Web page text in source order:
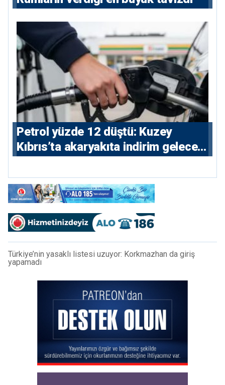
Petrol yüzde 12 düştü: Kuzey
Kıbrıs’ta akaryakıta indirim gelecek
Türkiye’nin yasaklı listesi uzuyor: Korkmazhan da giriş
yapamadı